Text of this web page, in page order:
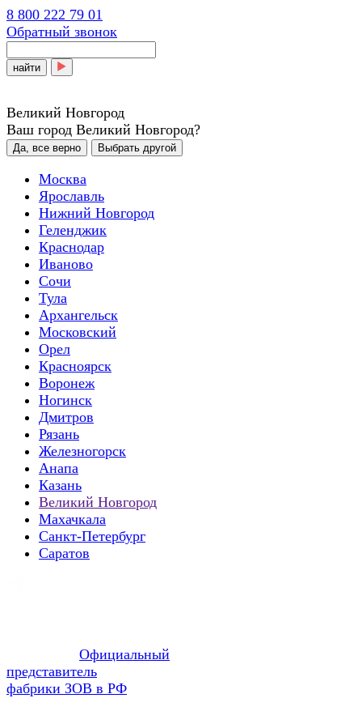
8 800 222 79 01
Обратный звонок
найти
Великий Новгород
Ваш город Великий Новгород?
Да, все верно Выбрать другой
Москва
Ярославль
Нижний Новгород
Геленджик
Краснодар
Иваново
Сочи
Тула
Архангельск
Московский
Орел
Красноярск
Воронеж
Ногинск
Дмитров
Рязань
Железногорск
Анапа
Казань
Великий Новгород
Махачкала
Санкт-Петербург
Саратов
Официальный
представитель
фабрики ЗОВ в РФ